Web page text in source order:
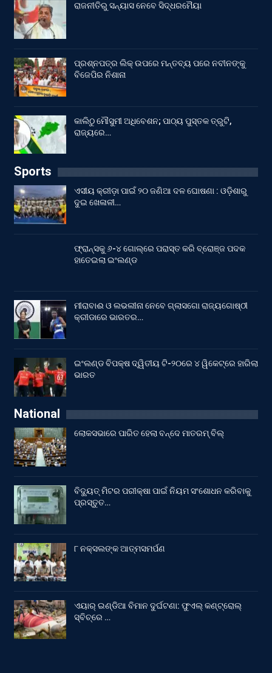
ରାଜନୀତିରୁ ସନ୍ୟାସ ନେବେ ସିଦ୍ଧରମୈୟା
ପ୍ରଶ୍ନପତ୍ର ଲିକ୍ ଉପରେ ମନ୍ତବ୍ୟ ପରେ ନବୀନଙ୍କୁ
ବିଜେପିର ନିଶାନା
କାଲିଠୁ ମୌସୁମୀ ଅଧିବେଶନ; ପାଠ୍ୟ ପୁସ୍ତକ ତ୍ରୁଟି,
ରାଜ୍ୟରେ…
Sports
ଏସୀୟ କ୍ରୀଡ଼ା ପାଇଁ ୨୦ ଜଣିଆ ଦଳ ଘୋଷଣା : ଓଡ଼ିଶାରୁ
ଦୁଇ ଖେଳାଳୀ…
ଫ୍ରାନ୍ସକୁ ୬-୪ ଗୋଲ୍‌ରେ ପରାସ୍ତ କରି ବ୍ରୋଞ୍ଜ ପଦକ
ହାତେଇଲା ଇଂଲଣ୍ଡ
ମୀରାବାଈ ଓ ଲଭଲୀନା ନେବେ ଗ୍ଲାସଗୋ ରାଜ୍ୟଗୋଷ୍ଠୀ
କ୍ରୀଡାରେ ଭାରତର…
ଇଂଲଣ୍ଡ ବିପକ୍ଷ ଦ୍ୱିତୀୟ ଟି-୨୦ରେ ୪ ୱିକେଟ୍‌ରେ ହାରିଲା
ଭାରତ
National
ଲୋକସଭାରେ ପାରିତ ହେଲା ବନ୍ଦେ ମାତରମ୍‌ ବିଲ୍‌
ବିଦ୍ୟୁତ୍ ମିଟର ପରୀକ୍ଷା ପାଇଁ ନିୟମ ସଂଶୋଧନ କରିବାକୁ
ପ୍ରସ୍ତୁତ…
୮ ନକ୍ସଲଙ୍କ ଆତ୍ମସମର୍ପଣ
ଏୟାର୍ ଇଣ୍ଡିଆ ବିମାନ ଦୁର୍ଘଟଣା: ଫୁଏଲ୍‌ କଣ୍ଟ୍ରୋଲ୍‌
ସ୍ବିଚ୍‌ରେ …